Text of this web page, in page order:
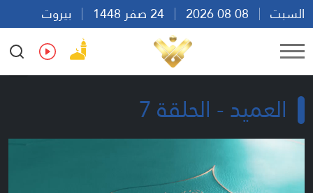
السبت
بيروت
15:36
Ar En Fr Es
العميد - الحلقة 7